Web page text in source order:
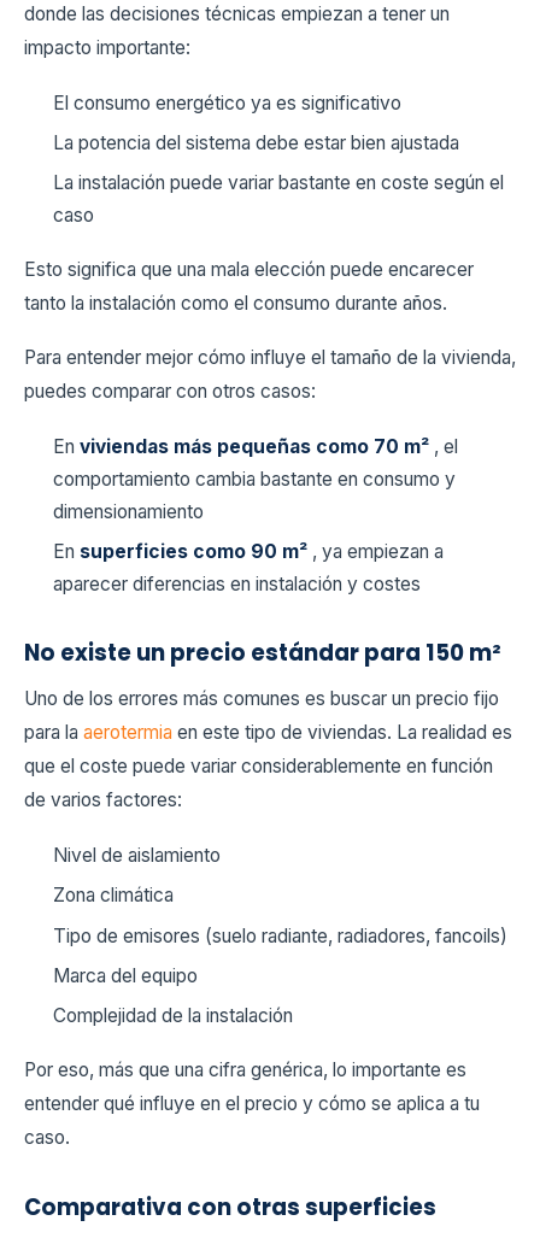
donde las decisiones técnicas empiezan a tener un
impacto importante:
El consumo energético ya es significativo
La potencia del sistema debe estar bien ajustada
La instalación puede variar bastante en coste según el
caso
Esto significa que una mala elección puede encarecer
tanto la instalación como el consumo durante años.
Para entender mejor cómo influye el tamaño de la vivienda,
puedes comparar con otros casos:
En viviendas más pequeñas como 70 m² , el
comportamiento cambia bastante en consumo y
dimensionamiento
En superficies como 90 m² , ya empiezan a
aparecer diferencias en instalación y costes
No existe un precio estándar para 150 m²
Uno de los errores más comunes es buscar un precio fijo
para la aerotermia en este tipo de viviendas. La realidad es
que el coste puede variar considerablemente en función
de varios factores:
Nivel de aislamiento
Zona climática
Tipo de emisores (suelo radiante, radiadores, fancoils)
Marca del equipo
Complejidad de la instalación
Por eso, más que una cifra genérica, lo importante es
entender qué influye en el precio y cómo se aplica a tu
caso.
Comparativa con otras superficies